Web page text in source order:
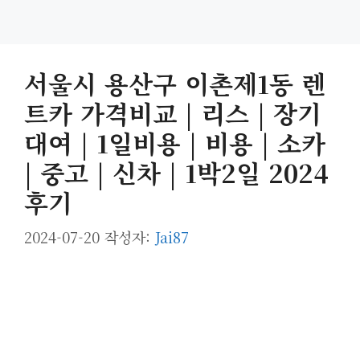
서울시 용산구 이촌제1동 렌
트카 가격비교 | 리스 | 장기
대여 | 1일비용 | 비용 | 소카
| 중고 | 신차 | 1박2일 2024
후기
2024-07-20 작성자: Jai87